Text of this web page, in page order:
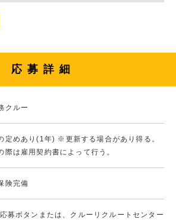
応募詳細
クルー
定めあり(1年) ※更新する場合があり得る。
際は雇用契約書によって行う。
険完備
募ボタンまたは、クルーリクルートセンター